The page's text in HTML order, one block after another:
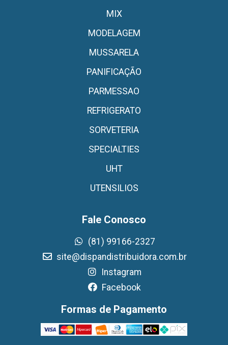
MIX
MODELAGEM
MUSSARELA
PANIFICAÇÃO
PARMESSAO
REFRIGERATO
SORVETERIA
SPECIALTIES
UHT
UTENSILIOS
Fale Conosco
(81) 99166-2327
site@dispandistribuidora.com.br
Instagram
Facebook
Formas de Pagamento